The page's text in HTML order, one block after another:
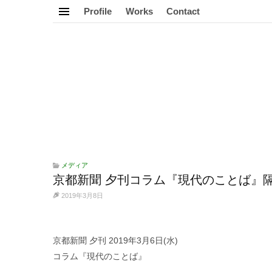
Profile Works Contact
メディア
京都新聞 夕刊コラム『現代のことば』
2019年3月8日
京都新聞 夕刊 2019年3月6日(水)
コラム『現代のことば』